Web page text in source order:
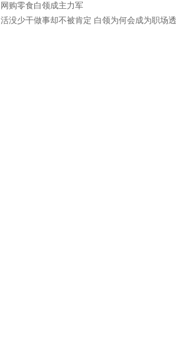
网购零食白领成主力军
活没少干做事却不被肯定 白领为何会成为职场